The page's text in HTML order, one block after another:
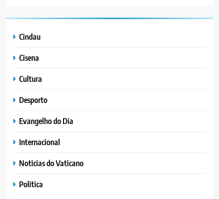
Cindau
Cisena
Cultura
Desporto
Evangelho do Dia
Internacional
Noticias do Vaticano
Politica